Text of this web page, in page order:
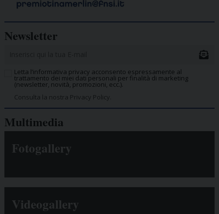
Newsletter
Letta l’informativa privacy acconsento espressamente al
trattamento dei miei dati personali per finalità di marketing
(newsletter, novità, promozioni, ecc.).
Consulta la nostra Privacy Policy.
Multimedia
Fotogallery
Videogallery